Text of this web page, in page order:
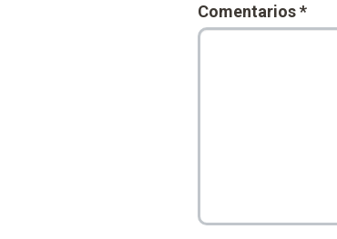
Comentarios*